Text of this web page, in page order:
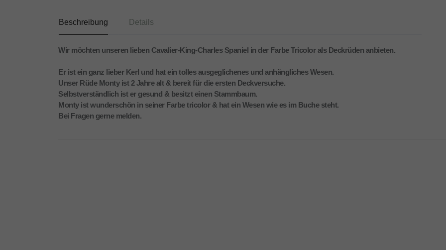
Beschreibung Details
Wir möchten unseren lieben Cavalier-King-Charles Spaniel in der Farbe Tricolor als Deckrüden anbieten.
Er ist ein ganz lieber Kerl und hat ein tolles ausgeglichenes und anhängliches Wesen.
Unser Rüde Monty ist 2 Jahre alt & bereit für die ersten Deckversuche.
Selbstverständlich ist er gesund & besitzt einen Stammbaum.
Monty ist wunderschön in seiner Farbe tricolor & hat ein Wesen wie es im Buche steht.
Bei Fragen gerne melden.